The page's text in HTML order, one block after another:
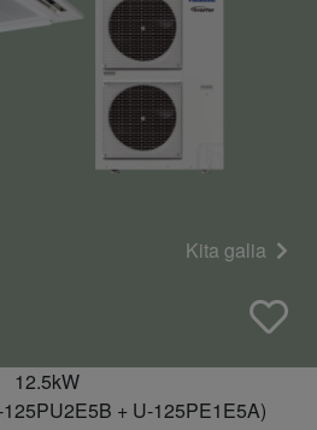
Kita galia
12.5kW
+ U-125PE1E5A)